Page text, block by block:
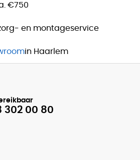
€750
en montageservice
in Haarlem
302 00 80